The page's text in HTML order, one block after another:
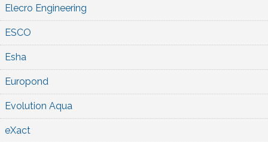
Elecro Engineering
ESCO
Esha
Europond
Evolution Aqua
eXact